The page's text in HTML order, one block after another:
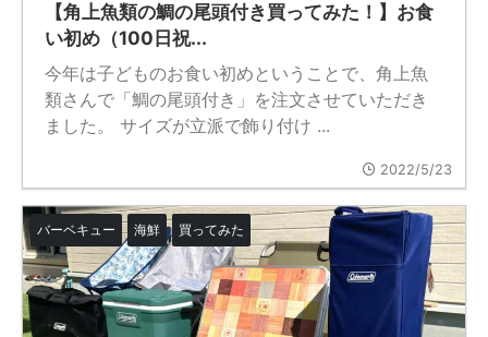
【角上魚類の鯛の尾頭付き買ってみた！】お食
い初め（100日祝...
今年は子どものお食い初めということで、角上魚
類さんで「鯛の尾頭付き」を注文させていただき
ました。 サイズが立派で飾り付け ...
2022/5/23
バーベキュー 海鮮 買ってみた